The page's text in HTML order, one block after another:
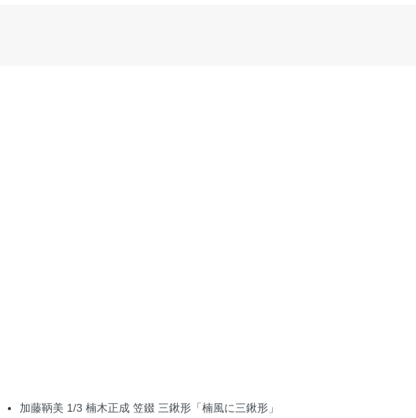
加藤鞆美 1/3 楠木正成 笠錣 三鍬形「楠風に三鍬形」